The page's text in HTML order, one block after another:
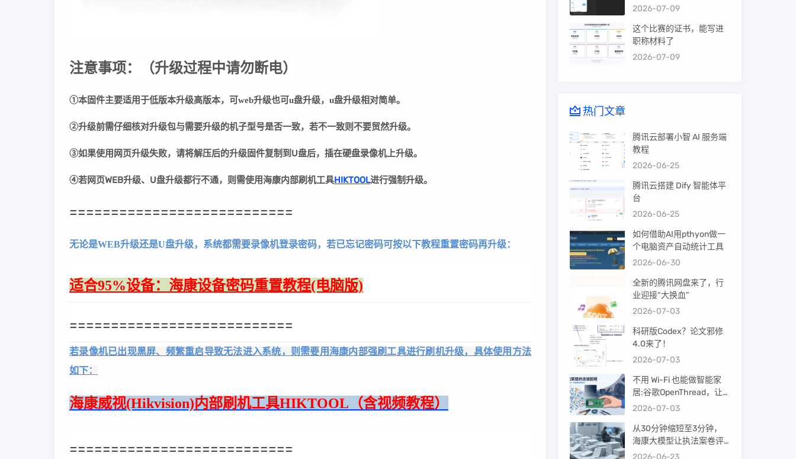
注意事项： （升级过程中请勿断电）
①本固件主要适用于低版本升级高版本，可web升级也可u盘升级，u盘升级相对简单。
②升级前需仔细核对升级包与需要升级的机子型号是否一致，若不一致则不要贸然升级。
③如果使用网页升级失败，请将解压后的升级固件复制到U盘后，插在硬盘录像机上升级。
④若网页WEB升级、U盘升级都行不通，则需使用海康内部刷机工具HIKTOOL进行强制升级。
===========================
无论是WEB升级还是U盘升级，系统都需要录像机登录密码，若已忘记密码可按以下教程重置密码再升级：
适合95%设备：海康设备密码重置教程(电脑版)
===========================
若录像机已出现黑屏、频繁重启导致无法进入系统，则需要用海康内部强刷工具进行刷机升级，具体使用方法
如下：
海康威视(Hikvision)内部刷机工具HIKTOOL（含视频教程）
===========================
2026-07-09
这个比赛的证书，能写进
职称材料了
2026-07-09
热门文章
腾讯云部署小智 AI 服务端
教程
2026-06-25
腾讯云搭建 Dify 智能体平
台
2026-06-25
如何借助AI用pthyon做一
个电脑资产自动统计工具
2026-06-30
全新的腾讯网盘来了，行
业迎接“大换血”
2026-07-03
科研版Codex？论文邪修
4.0来了！
2026-07-03
不用 Wi-Fi 也能做智能家
居:谷歌OpenThread，让
ESP32-C6 直接组 Thread
2026-07-03
从30分钟缩短至3分钟，
海康大模型让执法案卷评
查提效10倍！
2026-06-23